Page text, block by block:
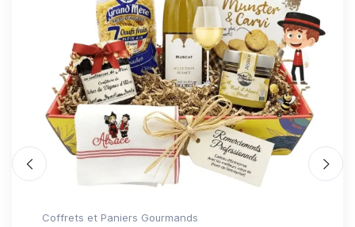
Coffrets et Paniers Gourmands